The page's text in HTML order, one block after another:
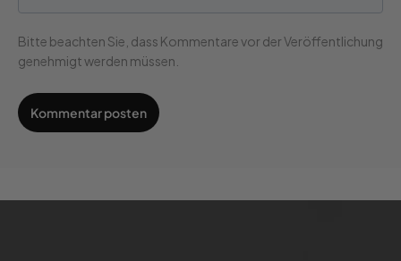
Bitte beachten Sie, dass Kommentare vor der Veröffentlichung
genehmigt werden müssen.